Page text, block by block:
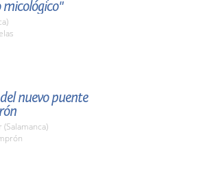
nuevo puente